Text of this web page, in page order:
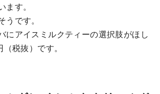
ます。
うです。
にアイスミルクティーの選択肢がほし
税抜）です。